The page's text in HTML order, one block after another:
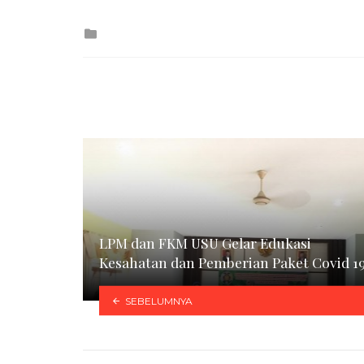
LPM dan FKM USU Gelar Edukasi
Kesahatan dan Pemberian Paket Covid
SEBELUMNYA